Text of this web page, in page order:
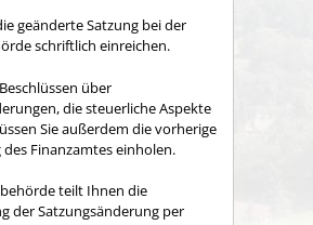
geänderte Satzung bei der
schriftlich einreichen.
über
die steuerliche Aspekte
Sie außerdem die vorherige
Finanzamtes einholen.
teilt Ihnen die
der Satzungsänderung per